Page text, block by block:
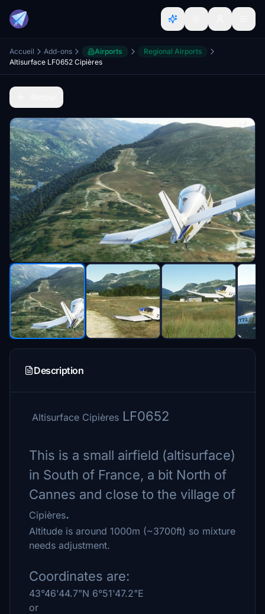
Accueil Add-ons Airports
Regional Airports
Altisurface LF0652 Cipières
Description
Altisurface Cipières LF0652
This is a small airfield (altisurface)
in South of France, a bit North of
Cannes and close to the village of
Cipières.
Altitude is around 1000m (~3700ft) so mixture
needs adjustment.
Coordinates are:
43°46'44.7"N 6°51'47.2"E
or